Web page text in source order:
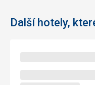
Další hotely,